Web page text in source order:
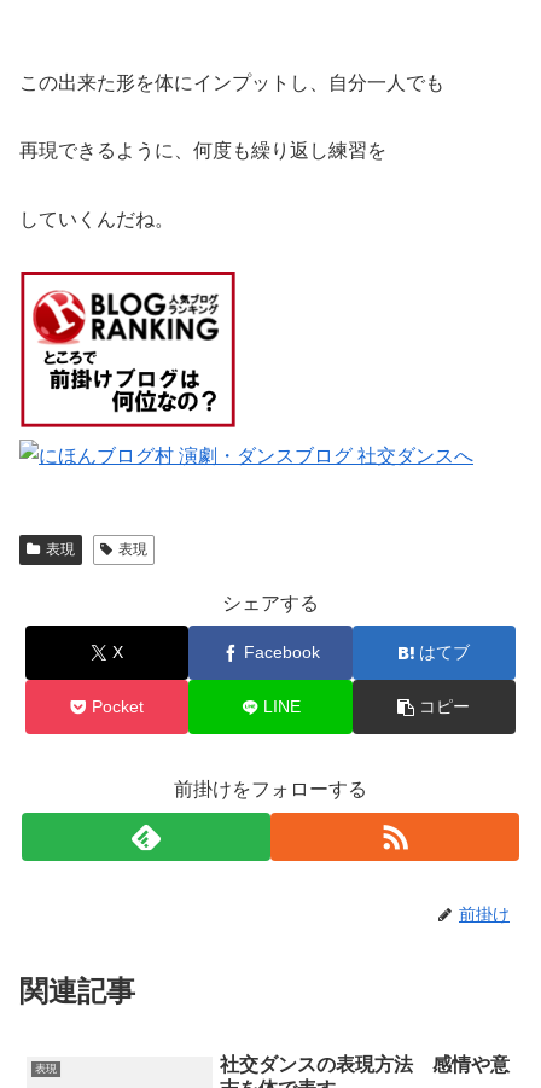
この出来た形を体にインプットし、自分一人でも
再現できるように、何度も繰り返し練習を
していくんだね。
表現 表現
シェアする
X Facebook はてブ
Pocket LINE コピー
前掛けをフォローする
前掛け
関連記事
表現
社交ダンスの表現方法 感情や意